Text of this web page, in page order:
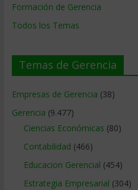
Formación de Gerencia
Todos los Temas
Temas de Gerencia
Empresas de Gerencia (38)
Gerencia (9.477)
Ciencias Económicas (80)
Contabilidad (466)
Educacion Gerencial (454)
Estrategia Empresarial (304)